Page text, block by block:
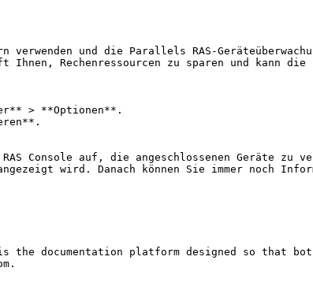
verwenden und die Parallels RAS-
Rechenressourcen zu sparen und kann die
> **Optionen**.
Console auf, die angeschlossenen Geräte
wird. Danach können Sie immer noch
documentation platform designed so that